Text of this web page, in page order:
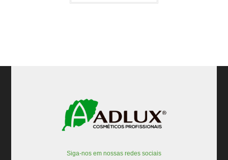
Siga-nos em nossas redes sociais